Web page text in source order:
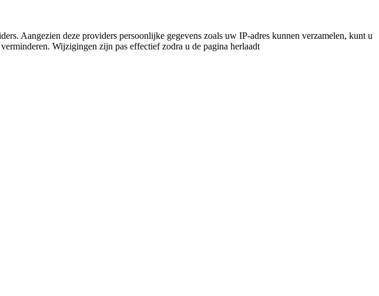
Aangezien deze providers persoonlijke gegevens zoals uw IP-adres kunnen verzamelen, kunt u
Wijzigingen zijn pas effectief zodra u de pagina herlaadt